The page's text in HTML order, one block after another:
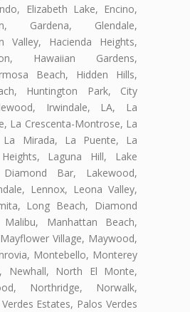
Elizabeth Lake, Encino,
Gardena, Glendale,
Valley, Hacienda Heights,
Hawaiian Gardens,
Beach, Hidden Hills,
Huntington Park, City
Irwindale, LA, La
La Crescenta-Montrose, La
La Mirada, La Puente, La
Laguna Hill, Lake
Bar, Lakewood,
Lennox, Leona Valley,
Long Beach, Diamond
Manhattan Beach,
Village, Maywood,
Montebello, Monterey
Newhall, North El Monte,
Northridge, Norwalk,
Estates, Palos Verdes